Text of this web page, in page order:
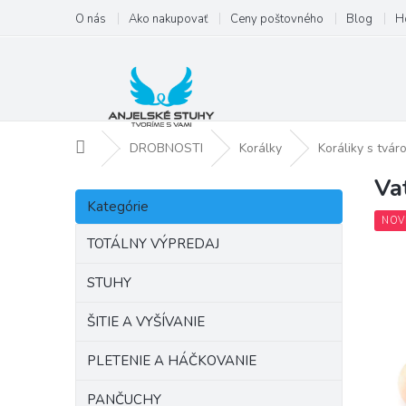
obsah
O nás Ako nakupovať Ceny poštovného Blog
DomovDROBNOSTI Korálky Koráliky s
B
č
Preskočiť
kategórie
Kategórie
TOTÁLNY VÝPREDAJ
STUHY
ŠITIE A VYŠÍVANIE
PLETENIE A HÁČKOVANIE
PANČUCHY